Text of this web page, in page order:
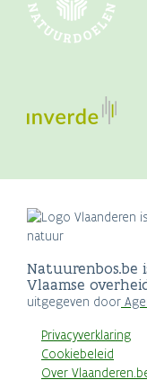
Natuurenbos.be
Vlaamse
uitgegeven door
Privacyverklaring
Cookiebeleid
Over